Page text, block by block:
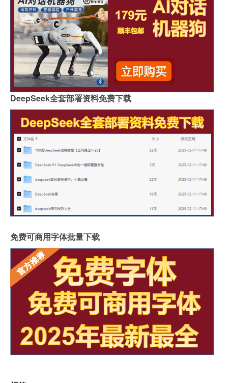
DeepSeek全套部署资料免费下载
免费可商用字体批量下载